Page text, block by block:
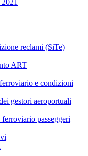
reclami (SiTe)
ART
e condizioni
gestori aeroportuali
passeggeri